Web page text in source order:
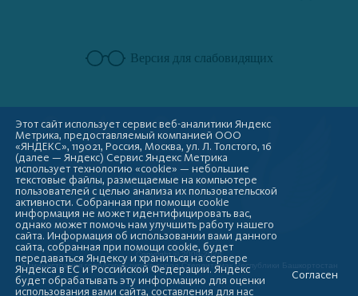
Версия для слабовидящих
Copyright © 2009-2026
Администрация городского округа город Стерлитамак Республики Башкортостан
Этот сайт использует сервис веб-аналитики Яндекс
Метрика, предоставляемый компанией ООО
«ЯНДЕКС», 119021, Россия, Москва, ул. Л. Толстого, 16
(далее — Яндекс) Сервис Яндекс Метрика
использует технологию «cookie» — небольшие
текстовые файлы, размещаемые на компьютере
пользователей с целью анализа их пользовательской
активности. Собранная при помощи cookie
информация не может идентифицировать вас,
однако может помочь нам улучшить работу нашего
сайта. Информация об использовании вами данного
сайта, собранная при помощи cookie, будет
передаваться Яндексу и храниться на сервере
Яндекса в ЕС и Российской Федерации. Яндекс
будет обрабатывать эту информацию для оценки
использования вами сайта, составления для нас
Согласен